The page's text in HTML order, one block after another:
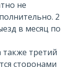
не
2
в месяц по
также третий
сторонами